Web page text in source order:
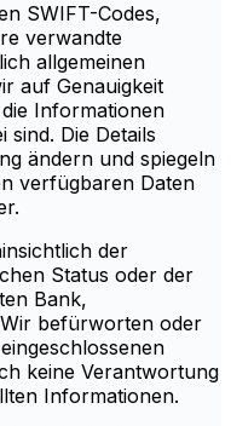
SWIFT-Codes,
verwandte
allgemeinen
auf Genauigkeit
Informationen
Die Details
ändern und spiegeln
verfügbaren Daten
der
Status oder der
Bank,
befürworten oder
keine Verantwortung
Informationen.